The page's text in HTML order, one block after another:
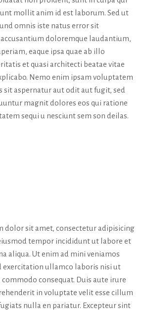
mollit anim id est laborum. Sed ut
omnis iste natus error sit
doloremque laudantium,
eaque ipsa quae ab illo
et quasi architecti beatae vitae
Nemo enim ipsam voluptatem
sit aspernatur aut odit aut fugit, sed
magnit dolores eos qui ratione
sequi u nesciunt sem son deilas.
dolor sit amet, consectetur adipisicing
tempor incididunt ut labore et
aliqua. Ut enim ad mini veniamos
exercitation ullamco laboris nisi ut
commodo consequat. Duis aute irure
in voluptate velit esse cillum
nulla en pariatur. Excepteur sint